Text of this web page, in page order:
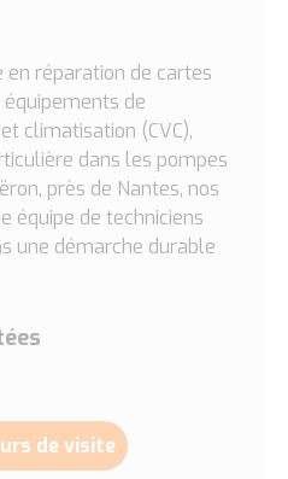
en réparation de cartes
de
climatisation (CVC),
dans les pompes
près de Nantes, nos
équipe de techniciens
une démarche durable
de visite